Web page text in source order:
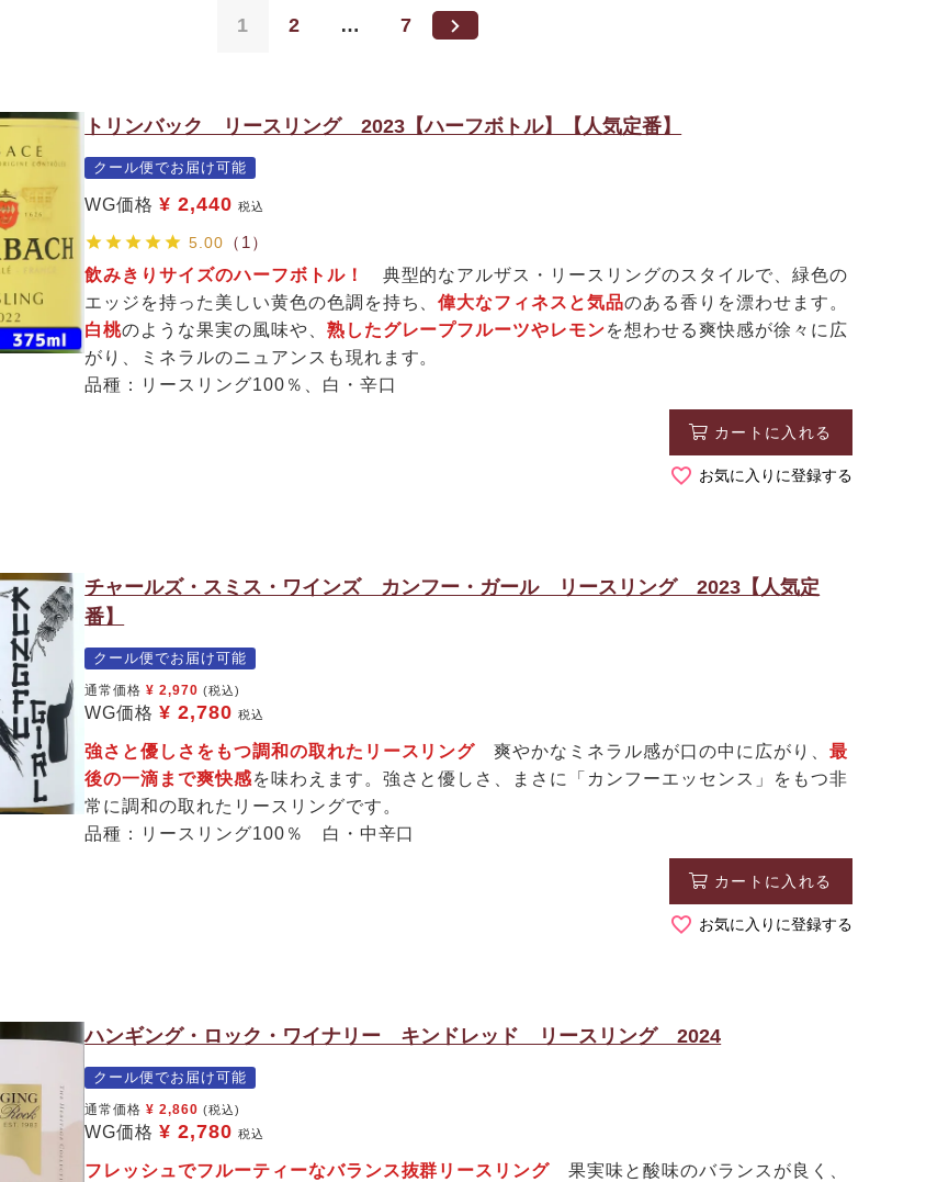
1 2 … 7
トリンバック リースリング 2023【ハーフボトル】【人気定番】
クール便でお届け可能
WG価格 ¥ 2,440 税込
5.00 （1）
飲みきりサイズのハーフボトル！
典型的なアルザス・リースリングのスタイルで、緑色の
エッジを持った美しい黄色の色調を持ち、偉大なフィネスと気品のある香りを漂わせます。
白桃のような果実の風味や、 熟したグレープフルーツやレモンを想わせる爽快感が徐々に広
がり、ミネラルのニュアンスも現れます。
品種：リースリング100％、白・辛口
カートに入れる
お気に入りに登録する
チャールズ・スミス・ワインズ カンフー・ガール リースリング 2023【人気定
番】
クール便でお届け可能
通常価格 ¥ 2,970 (税込)
WG価格 ¥ 2,780 税込
強さと優しさをもつ調和の取れたリースリング爽やかなミネラル感が口の中に広がり、 最
後の一滴まで爽快感を味わえます。強さと優しさ、まさに「カンフーエッセンス」をもつ非
常に調和の取れたリースリングです。
品種：リースリング100％ 白・中辛口
カートに入れる
お気に入りに登録する
ハンギング・ロック・ワイナリー キンドレッド リースリング 2024
クール便でお届け可能
通常価格 ¥ 2,860 (税込)
WG価格 ¥ 2,780 税込
フレッシュでフルーティーなバランス抜群リースリング 果実味と酸味のバランスが良く、